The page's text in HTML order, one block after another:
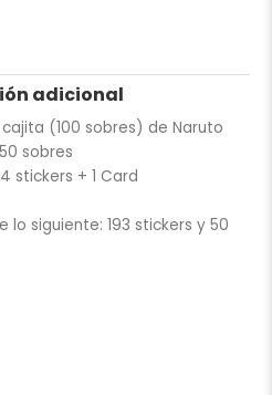
adicional
(100 sobres) de Naruto
sobres
stickers + 1 Card
lo siguiente: 193 stickers y 50